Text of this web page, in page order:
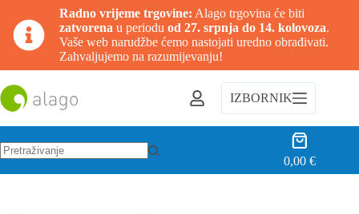
Radno vrijeme trgovine: Alago trgovina će biti
zatvorena u periodu od 27. srpnja do 14. kolovoza.
Vaše web narudžbe ćemo nastojati uredno obrađivati.
Zahvaljujemo na razumijevanju!
na
sadržaj
IZBORNIK
Košarica
0,00€